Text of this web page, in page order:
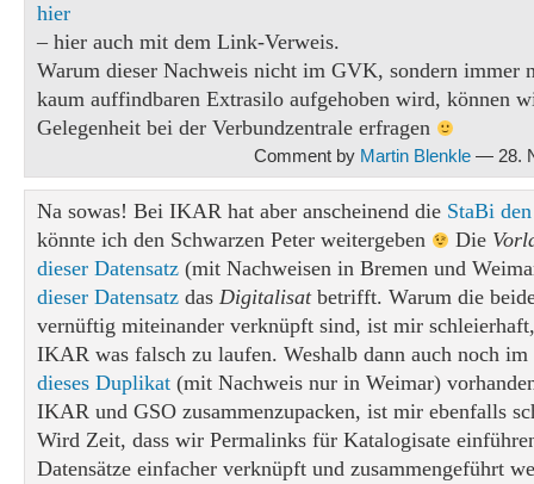
hier
– hier auch mit dem Link-Verweis.
Warum dieser Nachweis nicht im GVK, sondern immer
kaum auffindbaren Extrasilo aufgehoben wird, können
Gelegenheit bei der Verbundzentrale erfragen
Comment by Martin Blenkle — 28.
Na sowas! Bei IKAR hat aber anscheinend die StaBi
könnte ich den Schwarzen Peter weitergeben
Die
dieser Datensatz (mit Nachweisen in Bremen und
dieser Datensatz das Digitalisatbetrifft. Warum die
vernüftig miteinander verknüpft sind, ist mir
IKAR was falsch zu laufen. Weshalb dann auch noch
dieses Duplikat (mit Nachweis nur in Weimar)
IKAR und GSO zusammenzupacken, ist mir ebenfalls
Wird Zeit, dass wir Permalinks für Katalogisate
Datensätze einfacher verknüpft und zusammengeführt